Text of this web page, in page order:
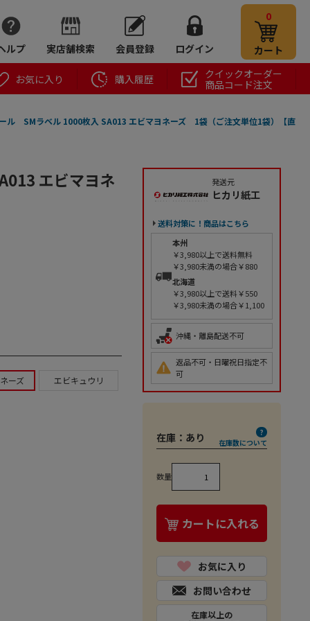
ルプ 実店舗検索 会員登録 ログイン
0
カート
お気に入り 購入履歴
クイックオーダー
商品コード注文
ル SMラベル 1000枚入 SA013 エビマヨネーズ 1袋（ご注文単位1袋）【直
エビマヨネ
ーズ エビキュウリ
発送元
ヒカリ紙工
送料対策に！商品はこちら
本州
￥3,980以上で送料無料
￥3,980未満の場合￥880
北海道
￥3,980以上で送料￥550
￥3,980未満の場合￥1,100
沖縄・離島配送不可
返品不可・日曜祝日指定不
可
在庫： あり 在庫数について
数量
カートに入れる
お気に入り
お問い合わせ
在庫以上の